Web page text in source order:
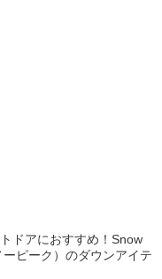
ドアにおすすめ！Snow
ーピーク）のダウンアイテ